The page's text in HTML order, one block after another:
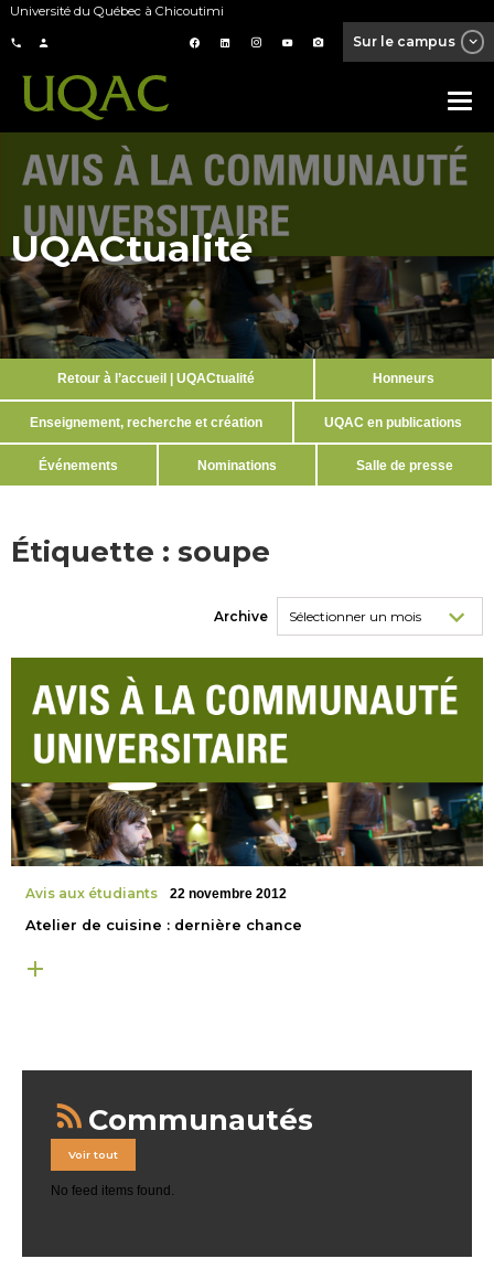
Université du Québec à Chicoutimi
Sur le campus
UQACtualité
Retour à l’accueil | UQACtualité Honneurs
Enseignement, recherche et création UQAC en publications
Événements Nominations Salle de presse
Étiquette : soupe
Archive
Avis aux étudiants 22 novembre 2012
Atelier de cuisine : dernière chance
Communautés
Voir tout
No feed items found.